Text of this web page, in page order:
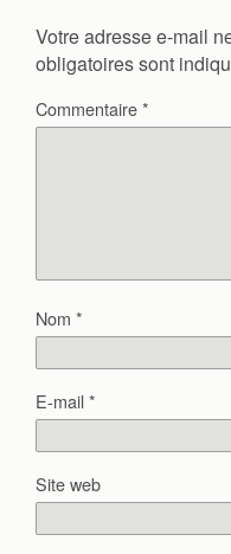
Votre adresse e-mail
obligatoires sont
Commentaire*
Nom *
E-mail*
Site web